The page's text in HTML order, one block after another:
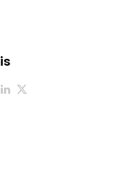
Opens new
Opens new